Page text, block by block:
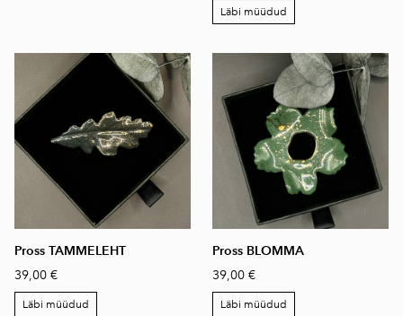
Läbi müüdud
Pross TAMMELEHT
39,00 €
Läbi müüdud
Pross BLOMMA
39,00 €
Läbi müüdud